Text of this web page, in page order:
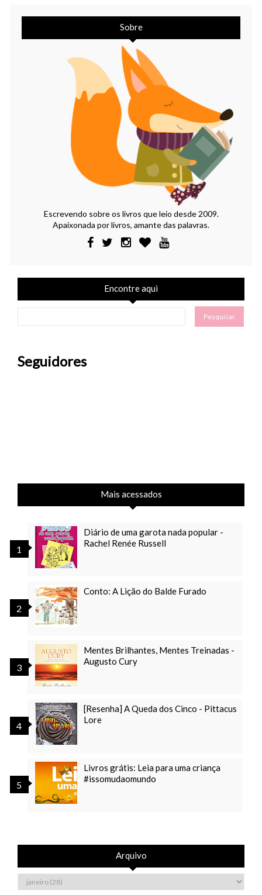
Sobre
Escrevendo sobre os livros que leio desde 2009.
Apaixonada por livros, amante das palavras.
Encontre aqui
Seguidores
Mais acessados
Diário de uma garota nada popular -
Rachel Renée Russell
Conto: A Lição do Balde Furado
Mentes Brilhantes, Mentes Treinadas -
Augusto Cury
[Resenha] A Queda dos Cinco - Pittacus
Lore
Livros grátis: Leia para uma criança
#issomudaomundo
Arquivo